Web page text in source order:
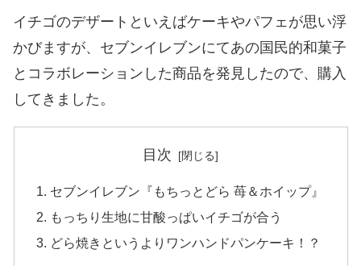
イチゴのデザートといえばケーキやパフェが思い浮
かびますが、セブンイレブンにてあの国民的和菓子
とコラボレーションした商品を発見したので、購入
してきました。
目次
セブンイレブン『もちっとどら 苺＆ホイップ』
もっちり生地に甘酸っぱいイチゴが合う
どら焼きというよりワンハンドパンケーキ！？